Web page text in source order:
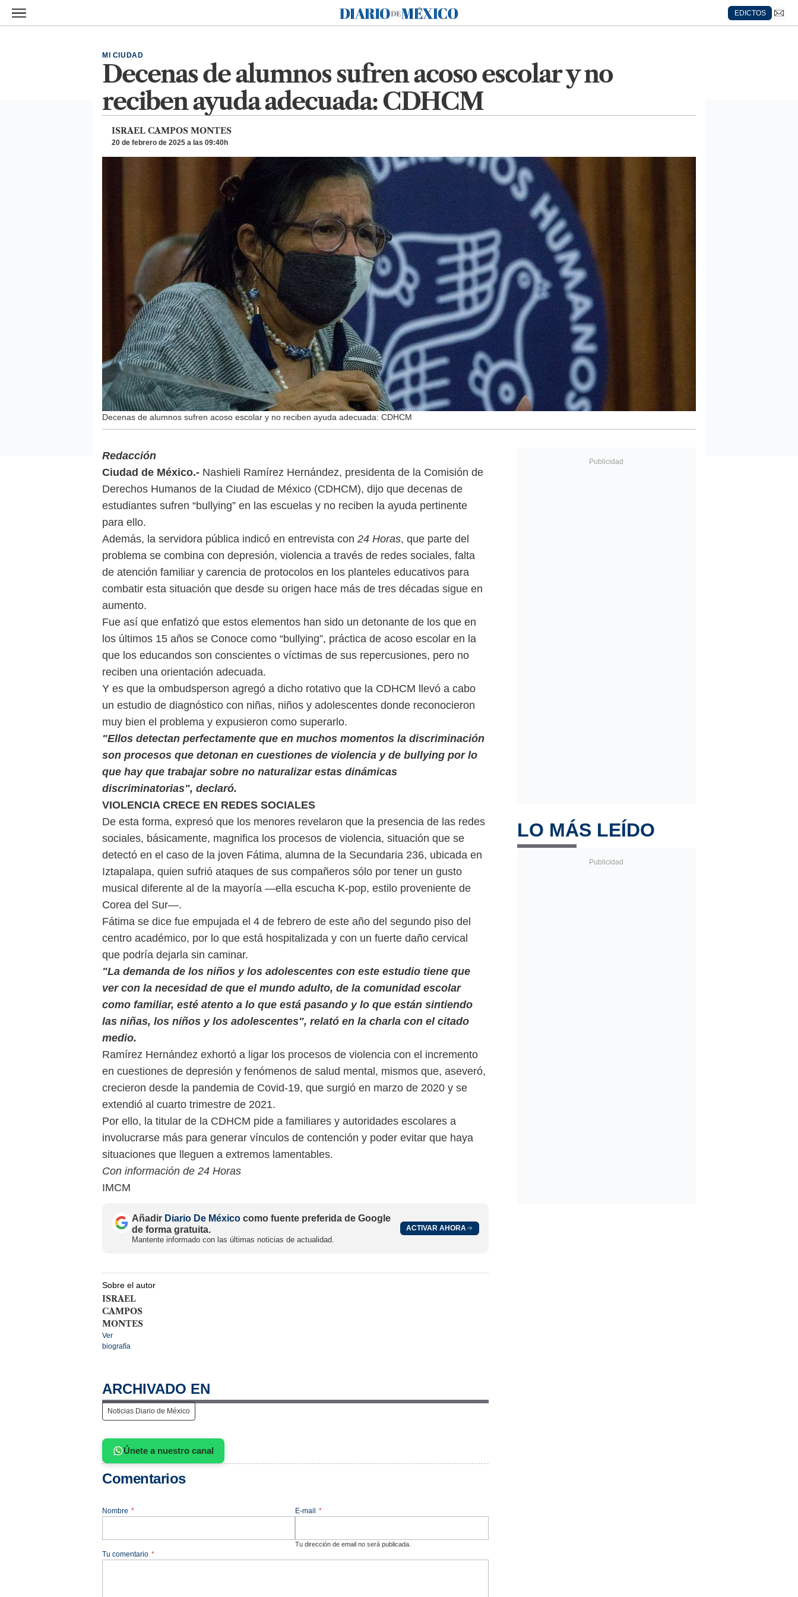
Ir al contenido principal
Diario de México
EDICTOS
Decenas de alumnos sufren acoso escolar y no
reciben ayuda adecuada: CDHCM
MI CIUDAD
ISRAEL CAMPOS MONTES
20 de febrero de 2025 a las 09:40h
Decenas de alumnos sufren acoso escolar y no reciben ayuda adecuada: CDHCM
Redacción
Ciudad de México.- Nashieli Ramírez Hernández, presidenta de la Comisión de
Derechos Humanos de la Ciudad de México (CDHCM), dijo que decenas de
estudiantes sufren “bullying” en las escuelas y no reciben la ayuda pertinente
para ello.
Además, la servidora pública indicó en entrevista con 24 Horas, que parte del
problema se combina con depresión, violencia a través de redes sociales, falta
de atención familiar y carencia de protocolos en los planteles educativos para
combatir esta situación que desde su origen hace más de tres décadas sigue en
aumento.
Fue así que enfatizó que estos elementos han sido un detonante de los que en
los últimos 15 años se Conoce como “bullying”, práctica de acoso escolar en la
que los educandos son conscientes o víctimas de sus repercusiones, pero no
reciben una orientación adecuada.
Y es que la ombudsperson agregó a dicho rotativo que la CDHCM llevó a cabo
un estudio de diagnóstico con niñas, niños y adolescentes donde reconocieron
muy bien el problema y expusieron como superarlo.
"Ellos detectan perfectamente que en muchos momentos la discriminación
son procesos que detonan en cuestiones de violencia y de bullying por lo
que hay que trabajar sobre no naturalizar estas dinámicas
discriminatorias", declaró.
VIOLENCIA CRECE EN REDES SOCIALES
De esta forma, expresó que los menores revelaron que la presencia de las redes
sociales, básicamente, magnifica los procesos de violencia, situación que se
detectó en el caso de la joven Fátima, alumna de la Secundaria 236, ubicada en
Iztapalapa, quien sufrió ataques de sus compañeros sólo por tener un gusto
musical diferente al de la mayoría —ella escucha K-pop, estilo proveniente de
Corea del Sur—.
Fátima se dice fue empujada el 4 de febrero de este año del segundo piso del
centro académico, por lo que está hospitalizada y con un fuerte daño cervical
que podría dejarla sin caminar.
"La demanda de los niños y los adolescentes con este estudio tiene que
ver con la necesidad de que el mundo adulto, de la comunidad escolar
como familiar, esté atento a lo que está pasando y lo que están sintiendo
las niñas, los niños y los adolescentes", relató en la charla con el citado
medio.
Ramírez Hernández exhortó a ligar los procesos de violencia con el incremento
en cuestiones de depresión y fenómenos de salud mental, mismos que, aseveró,
crecieron desde la pandemia de Covid-19, que surgió en marzo de 2020 y se
extendió al cuarto trimestre de 2021.
Por ello, la titular de la CDHCM pide a familiares y autoridades escolares a
involucrarse más para generar vínculos de contención y poder evitar que haya
situaciones que lleguen a extremos lamentables.
Con información de 24 Horas
IMCM
Añadir Diario De México como fuente preferida de Google
de forma gratuita.
Mantente informado con las últimas noticias de actualidad.
ACTIVAR AHORA
Sobre el autor
ISRAEL
CAMPOS
MONTES
Ver
biografía
ARCHIVADO EN
Noticias Diario de México
Únete a nuestro canal
Comentarios
Nombre * E-mail *
Tu dirección de email no será publicada.
Tu comentario *
LO MÁS LEÍDO